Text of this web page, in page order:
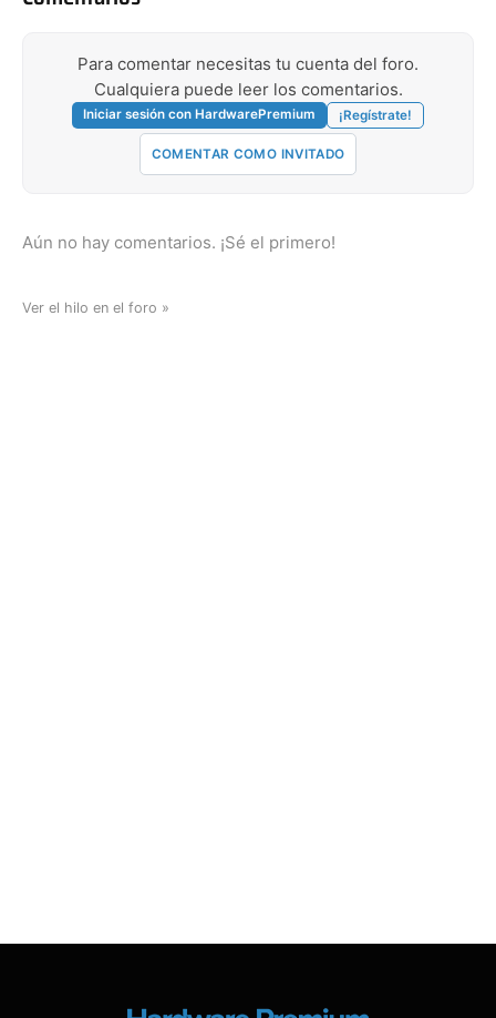
Para comentar necesitas tu cuenta del foro.
Cualquiera puede leer los comentarios.
Iniciar sesión con HardwarePremium ¡Regístrate!
COMENTAR COMO INVITADO
Aún no hay comentarios. ¡Sé el primero!
Ver el hilo en el foro »